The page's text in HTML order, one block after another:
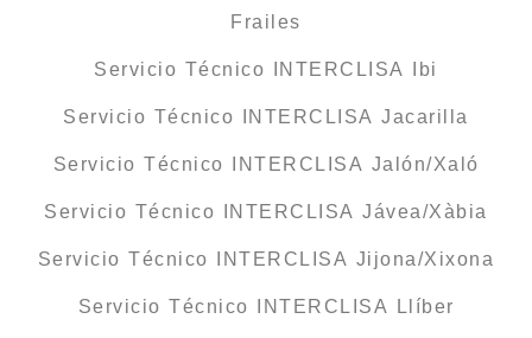
Frailes
Servicio Técnico INTERCLISA Ibi
Servicio Técnico INTERCLISA Jacarilla
Servicio Técnico INTERCLISA Jalón/Xaló
Servicio Técnico INTERCLISA Jávea/Xàbia
Servicio Técnico INTERCLISA Jijona/Xixona
Servicio Técnico INTERCLISA Llíber